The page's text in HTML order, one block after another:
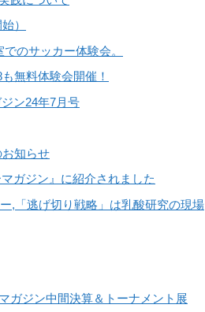
）
のサッカー体験会。
無料体験会開催！
ン24年7月号
お知らせ
ガジン』に紹介されました
,「逃げ切り戦略」は乳酸研究の現場
ガジン中間決算＆トーナメント展